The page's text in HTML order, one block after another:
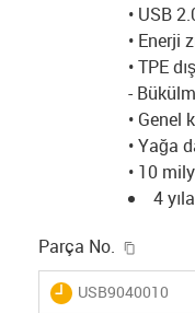
• USB
• Enerji
• TPE
-
• Genel
• Yağa
• 10
4
Parça No.
igus-icon-lieferzeit
USB9040010